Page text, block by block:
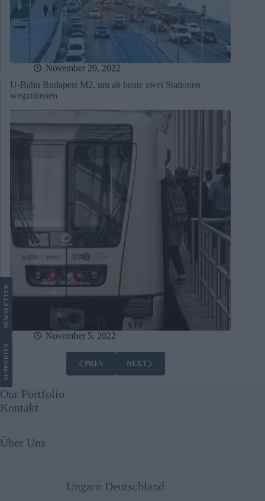
November 20, 2022
U-Bahn Budapest M2, um ab heute zwei Stationen
wegzulassen
November 5, 2022
PREV NEXT
SUPPORT
US
NEWS
LETTER
Our Portfolio
Kontakt
Über Uns
Ungarn Deutschland